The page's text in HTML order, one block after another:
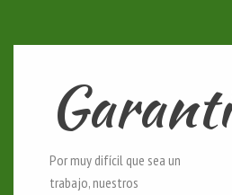
Por muy difícil que sea un
trabajo, nuestros